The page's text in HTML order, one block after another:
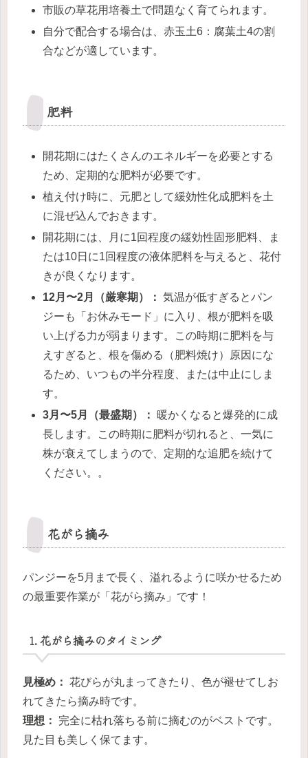
市販の草花用培養土で問題なく育てられます。
自分で配合する場合は、赤玉土6：腐葉土4の割
合などが適しています。
肥料
開花期にはたくさんのエネルギーを必要とする
ため、定期的な肥料が必要です。
植え付け時に、元肥として緩効性化成肥料を土
に混ぜ込んでおきます。
開花期には、月に1回程度の緩効性固形肥料、ま
たは10日に1回程度の液体肥料を与えると、花付
きが良くなります。
12月〜2月（厳寒期）： 気温が低すぎるとパン
ジーも「お休みモード」に入り、根が肥料を吸
い上げる力が弱まります。この時期に肥料を与
えすぎると、根を傷める（肥料焼け）原因にな
るため、いつもの半分程度、または中止にしま
す。
3月〜5月（最盛期）：
暖かくなると爆発的に成
長します。この時期に肥料が切れると、一気に
株が衰えてしまうので、定期的な追肥を続けて
ください。。
花がら摘み
パンジーを5月まで長く、溢れるように咲かせるため
の最重要作業が「花がら摘み」です！
1. 花がら摘みのタイミング
見極め： 花びらが丸まってきたり、色が褪せてしお
れてきたら摘み時です。
理想：
完全に枯れ落ちる前に摘むのがベストです。
見た目も美しく保てます。